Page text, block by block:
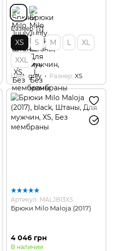
Размер
XS S M L
XL
XXL
Цвет grey Размер XS
Артикул: MALJB13XS
Брюки Milo Maloja (2017)
4 046 грн
В наличии